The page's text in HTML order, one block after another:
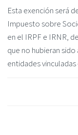
Esta exención será
Impuesto sobre
en el IRPF e IRNR,
que no hubieran
entidades